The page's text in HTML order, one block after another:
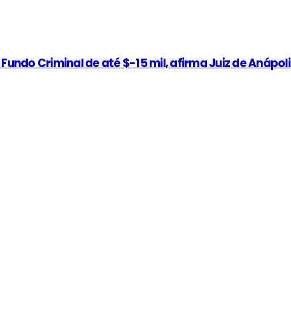
Criminal de até $-15 mil, afirma Juiz de